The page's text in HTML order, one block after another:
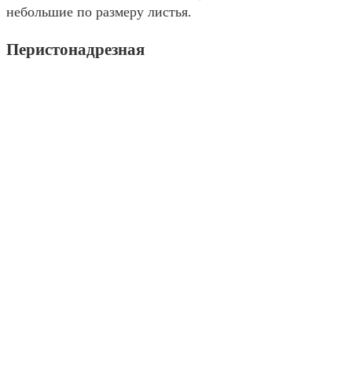
небольшие по размеру листья.
Перистонадрезная